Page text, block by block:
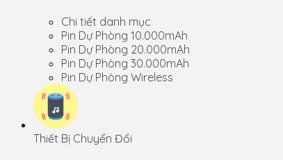
Chi tiết danh mục
Pin Dự Phòng 10.000mAh
Pin Dự Phòng 20.000mAh
Pin Dự Phòng 30.000mAh
Pin Dự Phòng Wireless
Thiết Bị Chuyển Đổi